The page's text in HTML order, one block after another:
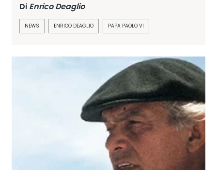
Di Enrico Deaglio
NEWS ENRICO DEAGLIO PAPA PAOLO VI